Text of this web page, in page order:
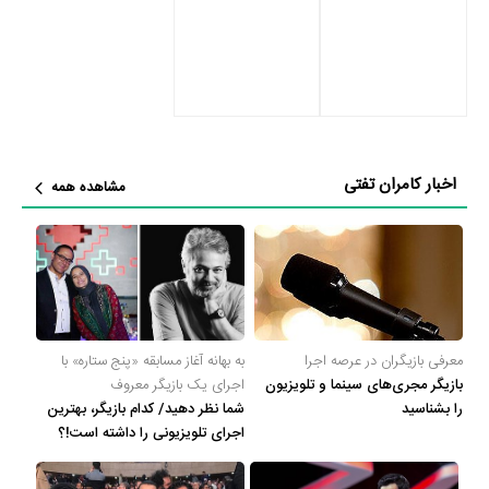
کردم به‌جز موارد محدود نپذیرم و تلاش می‌کنم نقش‌های شناسنامه‌دار و
درست‌ودرمان را بازی کنم. نقش‌های خاکستری ویژگی مهمشان این است
که به زندگی نزدیک‌ترند چون همه ما از ویژگی‌های مثبت و منفی
برخورداریم. بازی کردن این نوع نقش‌ها حالم را خوب می‌کند. البته
همین‌که این‌گونه شخصیت‌ها ما به ازای بیرونی زیادی دارند، کار را برای
بازیگر سخت می‌کند. به‌هرحال ایفای این نوع نقش‌ها در حکم راه رفتن
روی لبه تیغ است.»
تئاتر
اخبار کامران تفتی مشاهده همه
معرفی بازیگران در عرصه اجرا
بازیگر مجری‌های سینما و تلویزیون
را بشناسید
به بهانه آغاز مسابقه «پنج ستاره» با
اجرای یک بازیگر معروف
شما نظر دهید/ کدام بازیگر، بهترین
اجرای تلویزیونی را داشته است!؟